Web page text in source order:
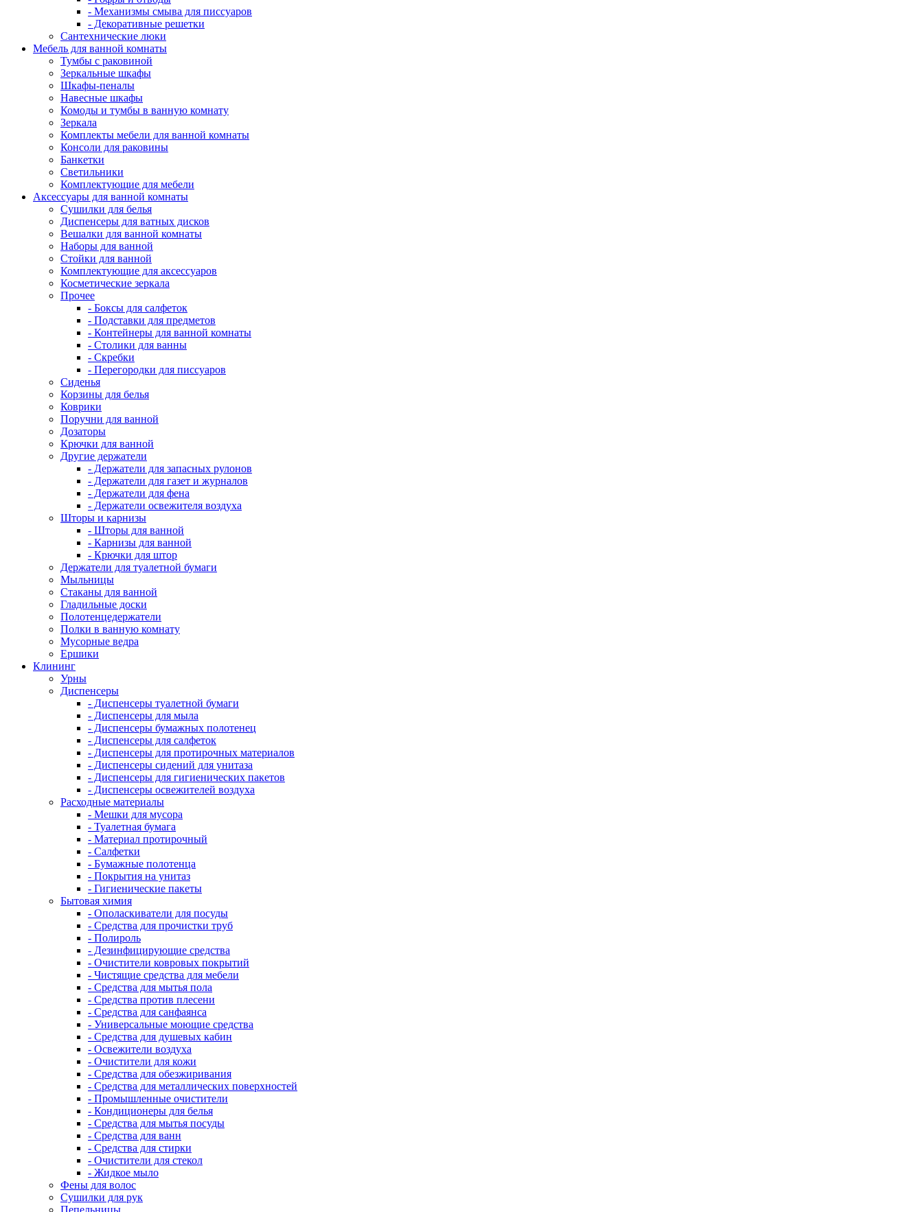
- Механизмы смыва для писсуаров
- Декоративные решетки
Сантехнические люки
Мебель для ванной комнаты
Тумбы с раковиной
Зеркальные шкафы
Шкафы-пеналы
Навесные шкафы
Комоды и тумбы в ванную комнату
Зеркала
Комплекты мебели для ванной комнаты
Консоли для раковины
Банкетки
Светильники
Комплектующие для мебели
Аксессуары для ванной комнаты
Сушилки для белья
Диспенсеры для ватных дисков
Вешалки для ванной комнаты
Наборы для ванной
Стойки для ванной
Комплектующие для аксессуаров
Косметические зеркала
Прочее
- Боксы для салфеток
- Подставки для предметов
- Контейнеры для ванной комнаты
- Столики для ванны
- Скребки
- Перегородки для писсуаров
Сиденья
Корзины для белья
Коврики
Поручни для ванной
Дозаторы
Крючки для ванной
Другие держатели
- Держатели для запасных рулонов
- Держатели для газет и журналов
- Держатели для фена
- Держатели освежителя воздуха
Шторы и карнизы
- Шторы для ванной
- Карнизы для ванной
- Крючки для штор
Держатели для туалетной бумаги
Мыльницы
Стаканы для ванной
Гладильные доски
Полотенцедержатели
Полки в ванную комнату
Мусорные ведра
Ершики
Клининг
Урны
Диспенсеры
- Диспенсеры туалетной бумаги
- Диспенсеры для мыла
- Диспенсеры бумажных полотенец
- Диспенсеры для салфеток
- Диспенсеры для протирочных материалов
- Диспенсеры сидений для унитаза
- Диспенсеры для гигиенических пакетов
- Диспенсеры освежителей воздуха
Расходные материалы
- Мешки для мусора
- Туалетная бумага
- Материал протирочный
- Салфетки
- Бумажные полотенца
- Покрытия на унитаз
- Гигиенические пакеты
Бытовая химия
- Ополаскиватели для посуды
- Средства для прочистки труб
- Полироль
- Дезинфицирующие средства
- Очистители ковровых покрытий
- Чистящие средства для мебели
- Средства для мытья пола
- Средства против плесени
- Средства для санфаянса
- Универсальные моющие средства
- Средства для душевых кабин
- Освежители воздуха
- Очистители для кожи
- Средства для обезжиривания
- Средства для металлических поверхностей
- Промышленные очистители
- Кондиционеры для белья
- Средства для мытья посуды
- Средства для ванн
- Средства для стирки
- Очистители для стекол
- Жидкое мыло
Фены для волос
Сушилки для рук
Пепельницы